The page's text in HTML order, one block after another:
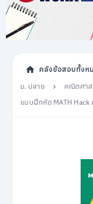
คลังข้อสอบทั้งห
ม. ปลาย
คณิตศา
แบบฝึกหัด MATH Hack